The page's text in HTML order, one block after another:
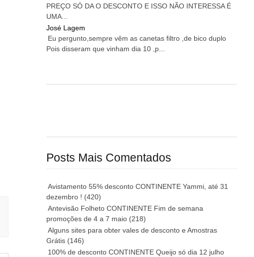
PREÇO SÓ DA O DESCONTO E ISSO NÃO INTERESSA É
UMA...
José Lagem
Eu pergunto,sempre vêm as canetas filtro ,de bico duplo
Pois disseram que vinham dia 10 ,p...
Posts Mais Comentados
Avistamento 55% desconto CONTINENTE Yammi, até 31
dezembro ! (420)
Antevisão Folheto CONTINENTE Fim de semana
promoções de 4 a 7 maio (218)
Alguns sites para obter vales de desconto e Amostras
Grátis (146)
100% de desconto CONTINENTE Queijo só dia 12 julho